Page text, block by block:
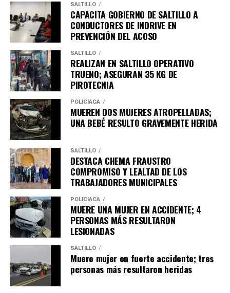
SALTILLO
CAPACITA GOBIERNO DE SALTILLO A
CONDUCTORES DE INDRIVE EN
PREVENCIÓN DEL ACOSO
SALTILLO
REALIZAN EN SALTILLO OPERATIVO
TRUENO; ASEGURAN 35 KG DE
PIROTECNIA
POLICÍACA
MUEREN DOS MUJERES ATROPELLADAS;
UNA BEBÉ RESULTO GRAVEMENTE HERIDA
SALTILLO
DESTACA CHEMA FRAUSTRO
COMPROMISO Y LEALTAD DE LOS
TRABAJADORES MUNICIPALES
POLICÍACA
MUERE UNA MUJER EN ACCIDENTE; 4
PERSONAS MÁS RESULTARON
LESIONADAS
SALTILLO
Muere mujer en fuerte accidente; tres
personas más resultaron heridas